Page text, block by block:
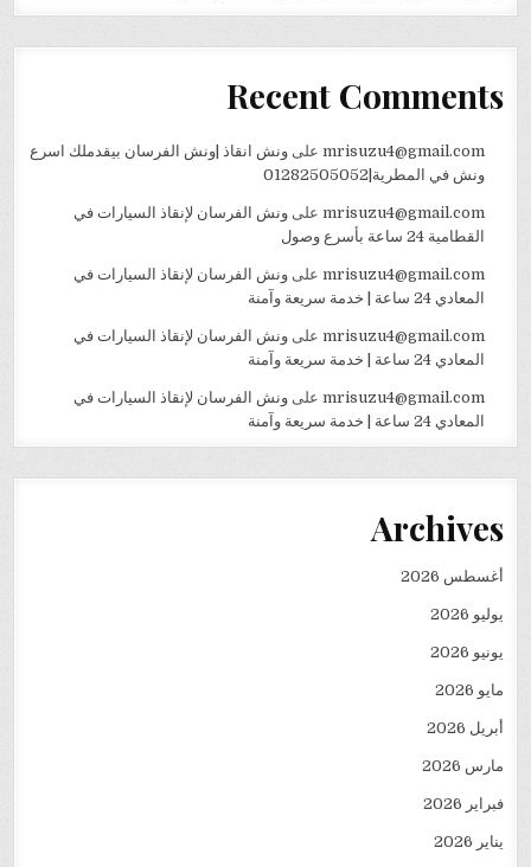
Recent Comments
mrisuzu4@gmail.comعلى ونش انقاذ |ونش الفرسان بيقدملك اسرع
ونش في المطرية|01282505052
mrisuzu4@gmail.comعلى ونش الفرسان لإنقاذ السيارات في
القطامية 24 ساعة بأسرع وصول
mrisuzu4@gmail.comعلى ونش الفرسان لإنقاذ السيارات في
المعادي 24 ساعة | خدمة سريعة وآمنة
mrisuzu4@gmail.comعلى ونش الفرسان لإنقاذ السيارات في
المعادي 24 ساعة | خدمة سريعة وآمنة
mrisuzu4@gmail.comعلى ونش الفرسان لإنقاذ السيارات في
المعادي 24 ساعة | خدمة سريعة وآمنة
Archives
أغسطس 2026
يوليو 2026
يونيو 2026
مايو 2026
أبريل 2026
مارس 2026
فبراير 2026
يناير 2026